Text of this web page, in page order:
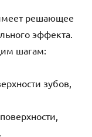
решающее
эффекта.
шагам:
зубов,